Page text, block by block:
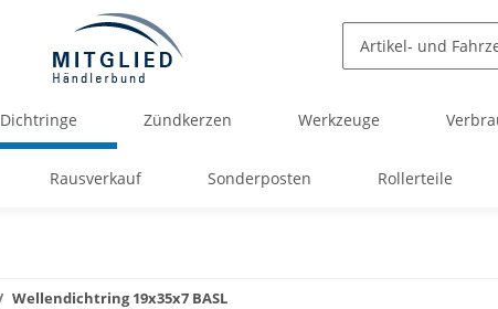
Dichtringe Zündkerzen Werkzeuge
Rausverkauf Sonderposten Rollerteile
Wellendichtring 19x35x7 BASL